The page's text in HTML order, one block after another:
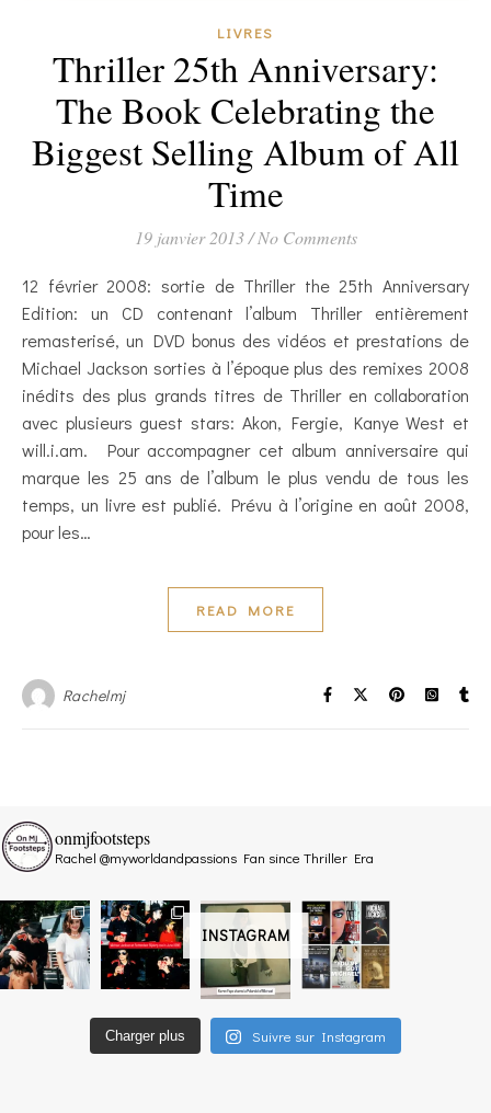
LIVRES
Thriller 25th Anniversary:
The Book Celebrating the
Biggest Selling Album of All
Time
19 janvier 2013 / No Comments
12 février 2008: sortie de Thriller the 25th Anniversary
Edition: un CD contenant l’album Thriller entièrement
remasterisé, un DVD bonus des vidéos et prestations de
Michael Jackson sorties à l’époque plus des remixes 2008
inédits des plus grands titres de Thriller en collaboration
avec plusieurs guest stars: Akon, Fergie, Kanye West et
will.i.am. Pour accompagner cet album anniversaire qui
marque les 25 ans de l’album le plus vendu de tous les
temps, un livre est publié. Prévu à l’origine en août 2008,
pour les…
READ MORE
Rachelmj
INSTAGRAM
onmjfootsteps
Rachel @myworldandpassions Fan since Thriller Era
Charger plus Suivre sur Instagram